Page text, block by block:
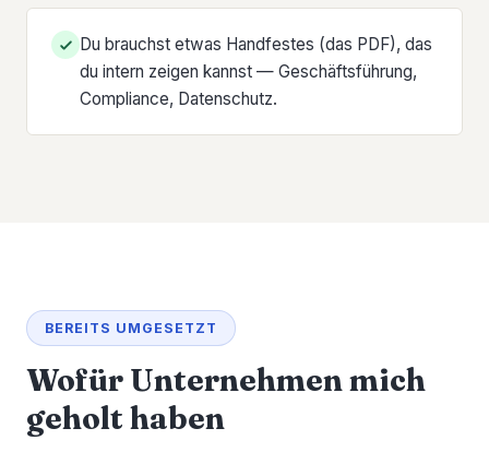
Du brauchst etwas Handfestes (das PDF), das
du intern zeigen kannst — Geschäftsführung,
Compliance, Datenschutz.
BEREITS UMGESETZT
Wofür Unternehmen mich
geholt haben